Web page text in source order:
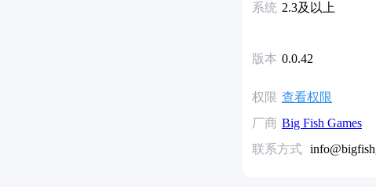
系统 2.3及以上
版本 0.0.42
权限 查看权限
厂商 Big Fish Games
联系方式